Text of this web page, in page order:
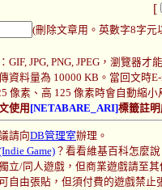
[
(刪除文章用。英數字8字元
GIF, JPG, PNG, JPEG，瀏覽器才
資料量為 10000 KB。當回文時
像素、高 125 像素時會自動縮小
使用 [NETABARE_ARI]標籤註明
請向DB管理室辦理。
Game) ？看看維基百科怎麼說
立/同人遊戲，但商業遊戲請至其
自由張貼，但須付費的遊戲禁止